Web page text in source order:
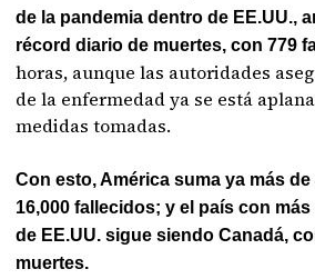
de la pandemia dentro de EE.UU.,
récord diario de muertes, con 779
horas, aunque las autoridades
de la enfermedad ya se está
medidas tomadas.
Con esto, América suma ya más
16,000 fallecidos; y el país con
de EE.UU. sigue siendo Canadá,
muertes.